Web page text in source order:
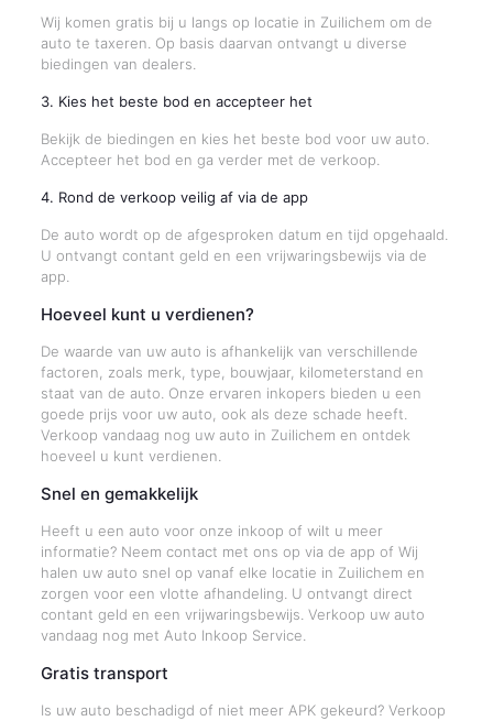
Wij komen gratis bij u langs op locatie in Zuilichem om de
auto te taxeren. Op basis daarvan ontvangt u diverse
biedingen van dealers.
3. Kies het beste bod en accepteer het
Bekijk de biedingen en kies het beste bod voor uw auto.
Accepteer het bod en ga verder met de verkoop.
4. Rond de verkoop veilig af via de app
De auto wordt op de afgesproken datum en tijd opgehaald.
U ontvangt contant geld en een vrijwaringsbewijs via de
app.
Hoeveel kunt u verdienen?
De waarde van uw auto is afhankelijk van verschillende
factoren, zoals merk, type, bouwjaar, kilometerstand en
staat van de auto. Onze ervaren inkopers bieden u een
goede prijs voor uw auto, ook als deze schade heeft.
Verkoop vandaag nog uw auto in Zuilichem en ontdek
hoeveel u kunt verdienen.
Snel en gemakkelijk
Heeft u een auto voor onze inkoop of wilt u meer
informatie? Neem contact met ons op via de app of Wij
halen uw auto snel op vanaf elke locatie in Zuilichem en
zorgen voor een vlotte afhandeling. U ontvangt direct
contant geld en een vrijwaringsbewijs. Verkoop uw auto
vandaag nog met Auto Inkoop Service.
Gratis transport
Is uw auto beschadigd of niet meer APK gekeurd? Verkoop